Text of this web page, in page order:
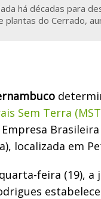
há décadas para
plantas do Cerrado,
Sem Terra
Brasileira
localizada em
feira (19),